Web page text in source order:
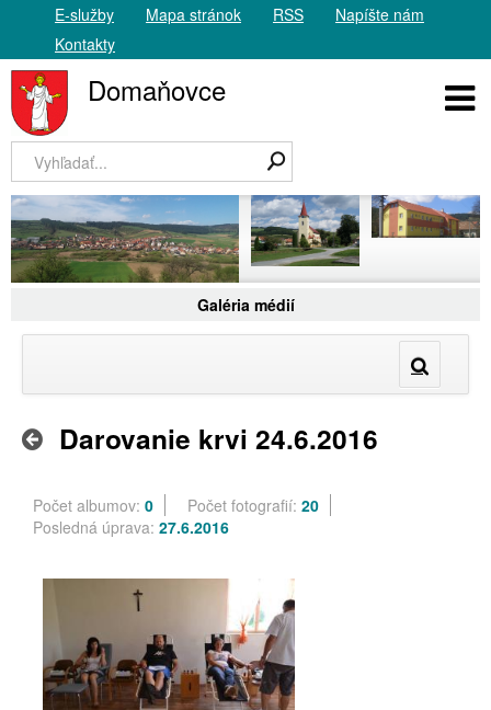
E-služby Mapa stránok RSS
Napíšte nám
Kontakty
Domaňovce
Galéria médií
Darovanie krvi 24.6.2016
Počet albumov: 0 Počet fotografií: 20
Posledná úprava: 27.6.2016